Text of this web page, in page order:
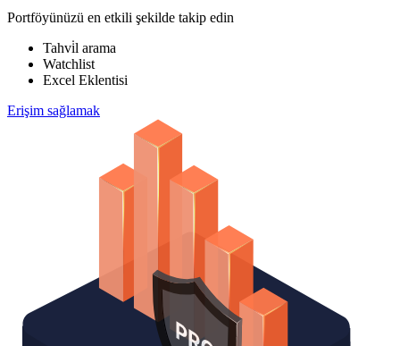
Portföyünüzü en etkili şekilde takip edin
Tahvi̇l arama
Watchlist
Excel Eklentisi
Erişim sağlamak